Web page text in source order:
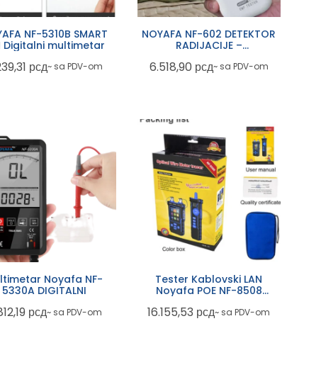
NF-5310B SMART
Digitalni multimetar
рсд~ sa PDV-om
NOYAFA NF-602 DETEKTOR
RADIJACIJE –
zracenja
6.518,90 рсд~ sa PDV-om
Noyafa NF-
5330A DIGITALNI
рсд~ sa PDV-om
Tester Kablovski LAN
Noyafa POE NF-8508
CAT5/CAT6
16.155,53 рсд~ sa PDV-om